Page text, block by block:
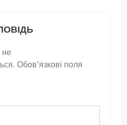
не
Обов’язкові поля